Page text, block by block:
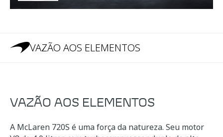
VAZÃO AOS ELEMENTOS
VAZÃO AOS ELEMENTOS
A McLaren 720S é uma força da natureza. Seu motor